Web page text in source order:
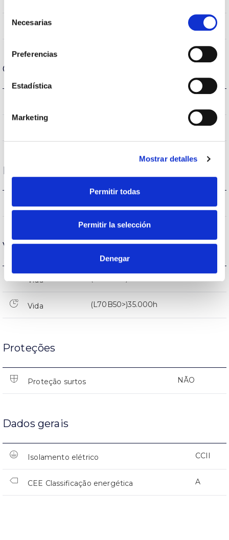
Necesarias
Preferencias
Estadística
Marketing
Mostrar detalles
Permitir todas
Permitir la selección
Denegar
Angulo de abertura 120
Carcaça e Acabamento
AL
Desempenho
Fluxo (lm)
Vida
Vida
Vida (L70B50>)35.000h
Proteções
Proteção surtos NÃO
Dados gerais
Isolamento elétrico CCII
CEE Classificação energética A